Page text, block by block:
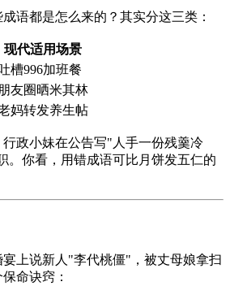
语都是怎么来的？其实分这三类：
现代适用场景
槽996加班餐
朋友圈晒米其林
妈转发养生帖
政小妹在公告写"人手一份残羹冷
。你看，用错成语可比月饼发五仁的
上说新人"李代桃僵"，被丈母娘拿扫
命诀窍：